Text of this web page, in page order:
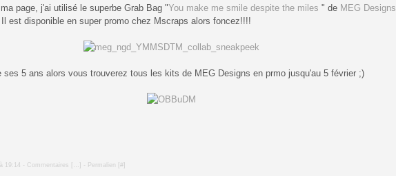
page, j'ai utilisé le superbe Grab Bag "You make me smile despite the miles " de MEG Designs
est disponible en super promo chez Mscraps alors foncez!!!!
ses 5 ans alors vous trouverez tous les kits de MEG Designs en prmo jusqu'au 5 février ;)
19:14 - Commentaires [ … - Permalien [ #